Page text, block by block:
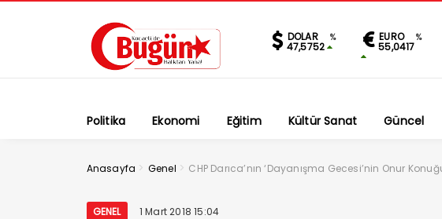
DOLAR %
47,5752
EURO %
55,0417
Politika Ekonomi Eğitim Kültür Sanat Güncel
Anasayfa > Genel > CHP Darıca’nın ‘Dayanışma Gecesi’nin Onur
GENEL 1 Mart 2018 15:04